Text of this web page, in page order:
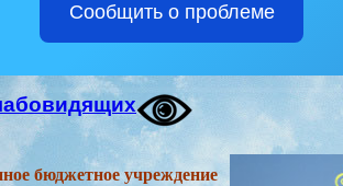
Сообщить о проблеме
бюджетное учреждение